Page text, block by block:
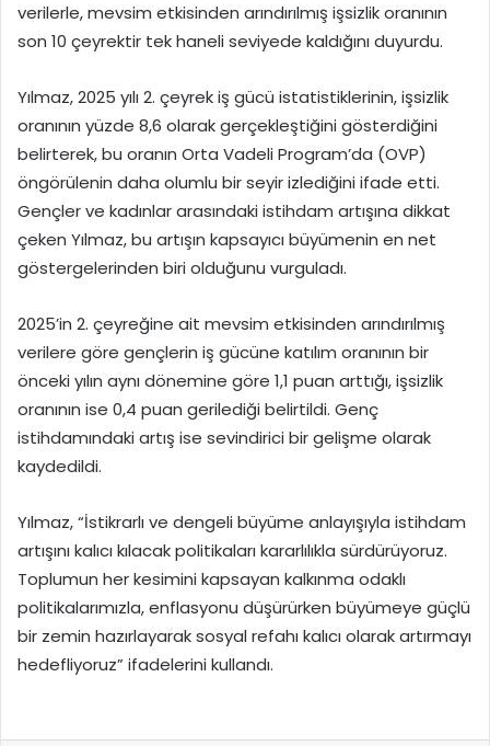
verilerle, mevsim etkisinden arındırılmış işsizlik oranının
son 10 çeyrektir tek haneli seviyede kaldığını duyurdu.
Yılmaz, 2025 yılı 2. çeyrek iş gücü istatistiklerinin, işsizlik
oranının yüzde 8,6 olarak gerçekleştiğini gösterdiğini
belirterek, bu oranın Orta Vadeli Program’da (OVP)
öngörülenin daha olumlu bir seyir izlediğini ifade etti.
Gençler ve kadınlar arasındaki istihdam artışına dikkat
çeken Yılmaz, bu artışın kapsayıcı büyümenin en net
göstergelerinden biri olduğunu vurguladı.
2025’in 2. çeyreğine ait mevsim etkisinden arındırılmış
verilere göre gençlerin iş gücüne katılım oranının bir
önceki yılın aynı dönemine göre 1,1 puan arttığı, işsizlik
oranının ise 0,4 puan gerilediği belirtildi. Genç
istihdamındaki artış ise sevindirici bir gelişme olarak
kaydedildi.
Yılmaz, “İstikrarlı ve dengeli büyüme anlayışıyla istihdam
artışını kalıcı kılacak politikaları kararlılıkla sürdürüyoruz.
Toplumun her kesimini kapsayan kalkınma odaklı
politikalarımızla, enflasyonu düşürürken büyümeye güçlü
bir zemin hazırlayarak sosyal refahı kalıcı olarak artırmayı
hedefliyoruz” ifadelerini kullandı.